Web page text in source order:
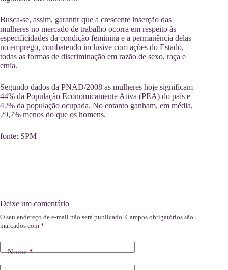
Busca-se, assim, garantir que a crescente inserção das
mulheres no mercado de trabalho ocorra em respeito às
especificidades da condição feminina e a permanência delas
no emprego, combatendo inclusive com ações do Estado,
todas as formas de discriminação em razão de sexo, raça e
etnia.
Segundo dados da PNAD/2008 as mulheres hoje significam
44% da População Economicamente Ativa (PEA) do país e
42% da população ocupada. No entanto ganham, em média,
29,7% menos do que os homens.
fonte: SPM
Deixe um comentário
O seu endereço de e-mail não será publicado. Campos obrigatórios são
marcados com *
Nome*